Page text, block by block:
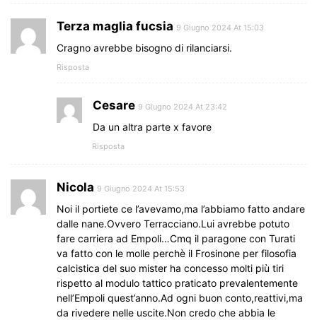
Terza maglia fucsia 9 Giugno 2024 At 15:03
Cragno avrebbe bisogno di rilanciarsi.
Risposta
Cesare 9 Giugno 2024 At 23:42
Da un altra parte x favore
Risposta
Nicola 9 Giugno 2024 At 15:53
Noi il portiete ce l’avevamo,ma l’abbiamo fatto andare
dalle nane.Ovvero Terracciano.Lui avrebbe potuto
fare carriera ad Empoli…Cmq il paragone con Turati
va fatto con le molle perchè il Frosinone per filosofia
calcistica del suo mister ha concesso molti più tiri
rispetto al modulo tattico praticato prevalentemente
nell’Empoli quest’anno.Ad ogni buon conto,reattivi,ma
da rivedere nelle uscite.Non credo che abbia le